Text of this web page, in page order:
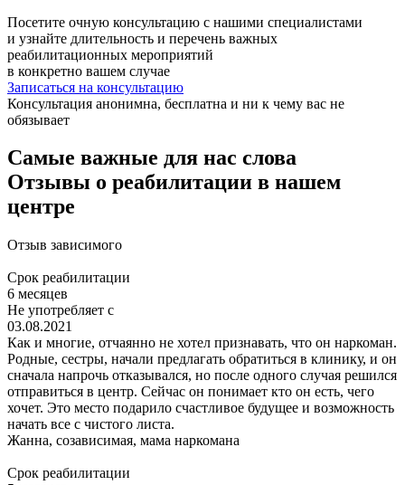
Посетите очную консультацию с нашими специалистами
и узнайте длительность и перечень важных
реабилитационных мероприятий
в конкретно вашем случае
Записаться на консультацию
Консультация анонимна, бесплатна и ни к чему вас не
обязывает
Самые важные для нас слова
Отзывы о реабилитации в нашем
центре
Отзыв зависимого
Срок реабилитации
6 месяцев
Не употребляет с
03.08.2021
Как и многие, отчаянно не хотел признавать, что он наркоман.
Родные, сестры, начали предлагать обратиться в клинику, и он
сначала напрочь отказывался, но после одного случая решился
отправиться в центр. Сейчас он понимает кто он есть, чего
хочет. Это место подарило счастливое будущее и возможность
начать все с чистого листа.
Жанна, созависимая, мама наркомана
Срок реабилитации